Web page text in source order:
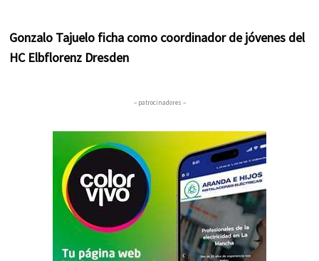
Gonzalo Tajuelo ficha como coordinador de jóvenes del
HC Elbflorenz Dresden
– patrocinadores –